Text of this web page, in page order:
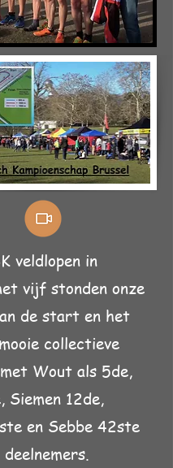
veldlopen in
vijf stonden onze
de start en het
collectieve
Wout als 5de,
Siemen 12de,
en Sebbe 42ste